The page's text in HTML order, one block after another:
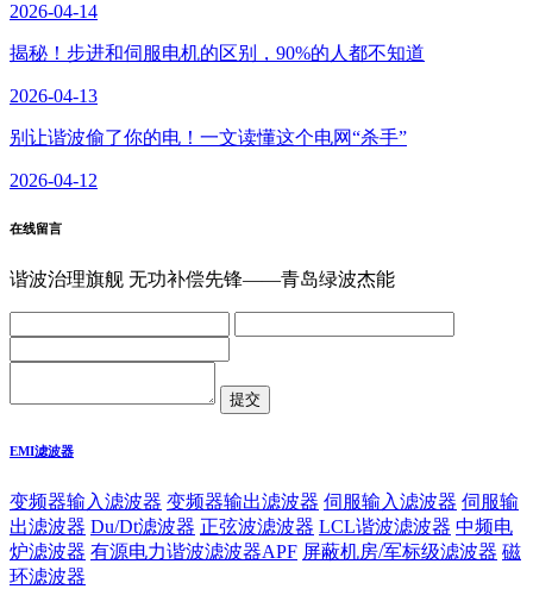
2026-04-14
揭秘！步进和伺服电机的区别，90%的人都不知道
2026-04-13
别让谐波偷了你的电！一文读懂这个电网“杀手”
2026-04-12
在线留言
谐波治理旗舰 无功补偿先锋——青岛绿波杰能
EMI滤波器
变频器输入滤波器 变频器输出滤波器 伺服输入滤波器 伺服输
出滤波器 Du/Dt滤波器 正弦波滤波器 LCL谐波滤波器 中频电
炉滤波器 有源电力谐波滤波器APF 屏蔽机房/军标级滤波器 磁
环滤波器